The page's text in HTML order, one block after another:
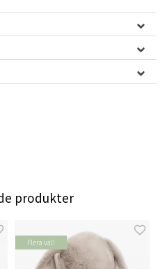
produkter
Flera val!